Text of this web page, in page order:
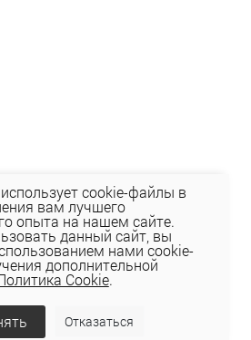
cookie-файлы в
вам лучшего
опыта на нашем сайте.
данный сайт, вы
нами cookie-
дополнительной
Cookie.
Отказаться